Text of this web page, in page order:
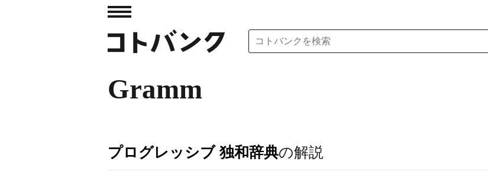
Gramm
プログレッシブ 独和辞典の解説